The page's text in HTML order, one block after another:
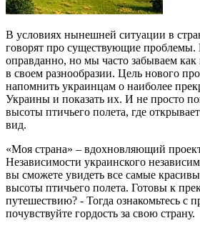
В условиях нынешней ситуации в
говорят про существующие проблемы.
оправданно, но мы часто забываем как
в своем разнообразии. Цель нового
напомнить украинцам о наиболее
Украины и показать их. И не просто
высоты птичьего полета, где
вид.
«Моя страна» – вдохновляющий
Независимости украинского
вы сможете увидеть все самые
высоты птичьего полета. Готовы к
путешествию? - Тогда ознакомьтесь с
почувствуйте гордость за свою страну.